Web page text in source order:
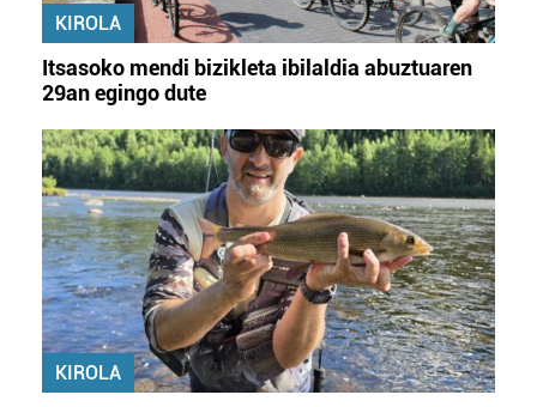
KIROLA
Itsasoko mendi bizikleta ibilaldia abuztuaren
29an egingo dute
KIROLA